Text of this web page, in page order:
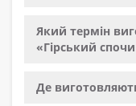
Який термін
«Гірський
Де